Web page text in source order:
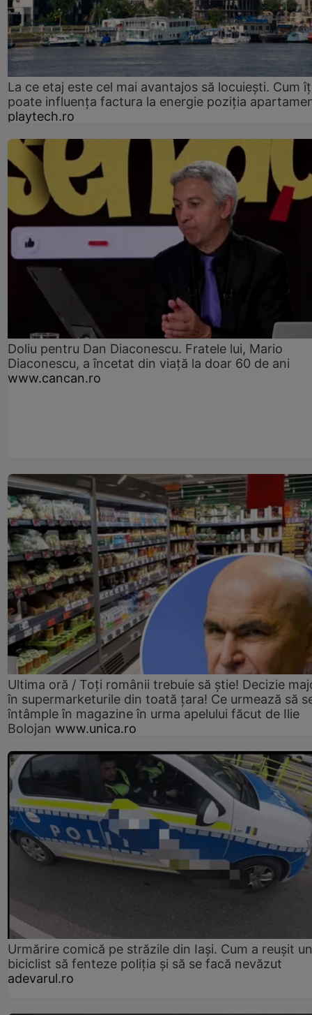
La ce etaj este cel mai avantajos să locuiești. Cum
poate influența factura la energie poziția
playtech.ro
Doliu pentru Dan Diaconescu. Fratele lui, Mario
Diaconescu, a încetat din viață la doar 60 de ani
www.cancan.ro
Ultima oră / Toți românii trebuie să știe! Decizie
în supermarketurile din toată țara! Ce urmează să
întâmple în magazine în urma apelului făcut de Ilie
Bolojan www.unica.ro
Urmărire comică pe străzile din Iași. Cum a reușit un
biciclist să fenteze poliția și să se facă nevăzut
adevarul.ro